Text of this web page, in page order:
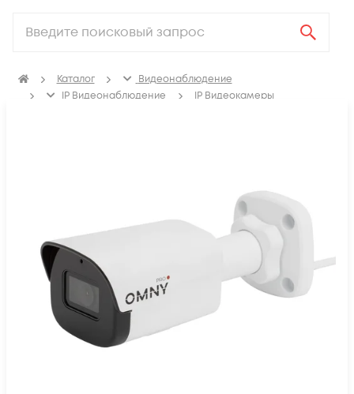
Каталог
Видеонаблюдение
IP Видеонаблюдение
IP Видеокамеры